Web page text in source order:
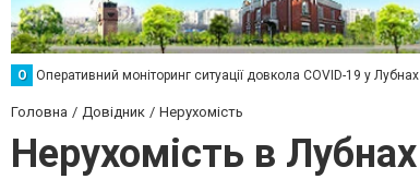
О Оперативний моніторинг ситуації довкола COVID-19 у Лубнах
Головна Довідник Нерухомість
Нерухомість в Лубнах